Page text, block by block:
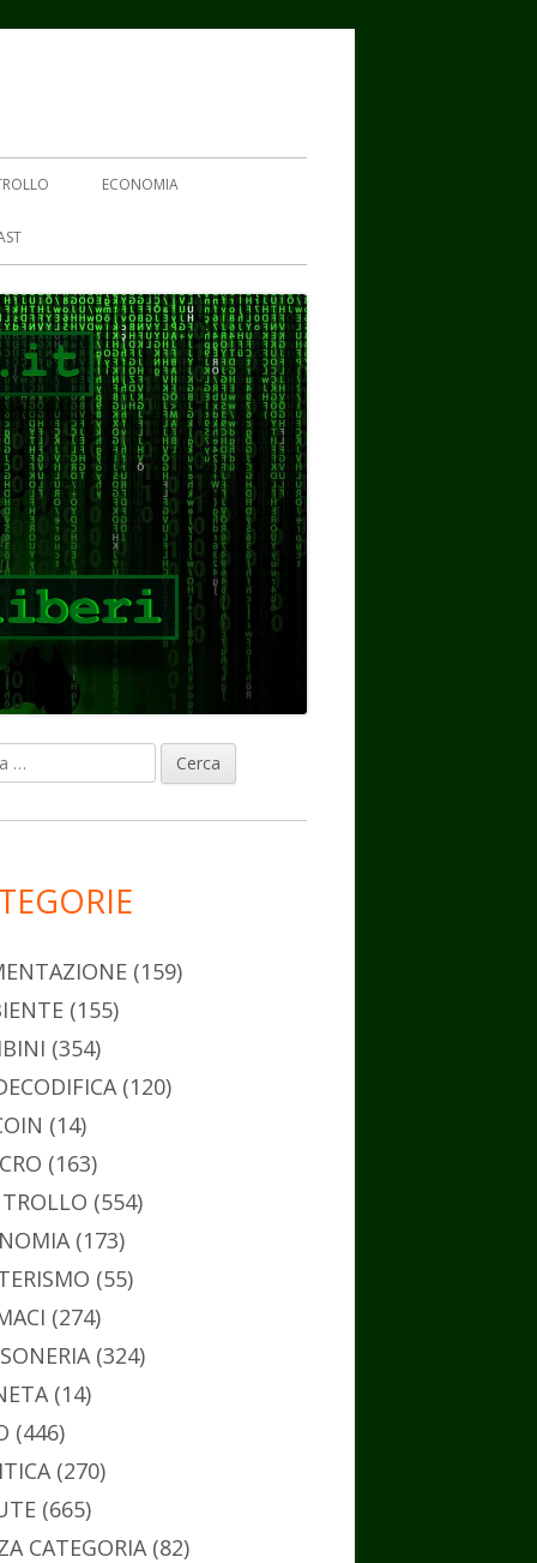
ECONOMIA
(159)
(155)
(354)
(120)
(14)
(163)
(554)
(173)
(55)
(274)
(324)
(14)
(446)
(270)
(665)
CATEGORIA(82)